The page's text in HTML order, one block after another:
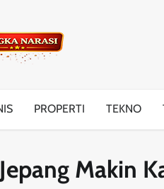
PROPERTI TEKNO
Makin